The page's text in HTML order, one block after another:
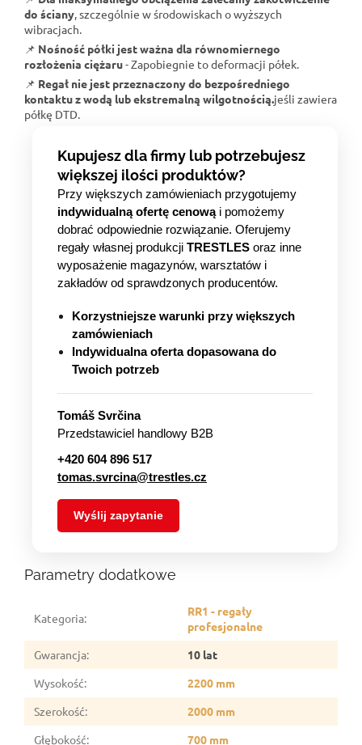
do ściany , szczególnie w środowiskach o wyższych
wibracjach.
📌 Nośność półki jest ważna dla równomiernego
rozłożenia ciężaru- Zapobiegnie to deformacji półek.
📌 Regał nie jest przeznaczony do bezpośredniego
kontaktu z wodą lub ekstremalną wilgotnością.jeśli zawiera
półkę DTD.
Kupujesz dla firmy lub potrzebujesz
większej ilości produktów?
Przy większych zamówieniach przygotujemy
indywidualną ofertę cenowąi pomożemy
dobrać odpowiednie rozwiązanie. Oferujemy
regały własnej produkcji TRESTLES oraz inne
wyposażenie magazynów, warsztatów i
zakładów od sprawdzonych producentów.
Korzystniejsze warunki przy większych
zamówieniach
Indywidualna oferta dopasowana do
Twoich potrzeb
Tomáš Svrčina
Przedstawiciel handlowy B2B
+420 604 896 517
tomas.svrcina@trestles.cz
Wyślij zapytanie
Parametry dodatkowe
Kategoria:
RR1 - regały
profesjonalne
Gwarancja:
10 lat
Wysokość:
2200 mm
Szerokość:
2000 mm
Głębokość:
700 mm